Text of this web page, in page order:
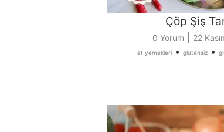
Çöp Şiş
0 Yorum 22
et yemekleri • glutensiz •